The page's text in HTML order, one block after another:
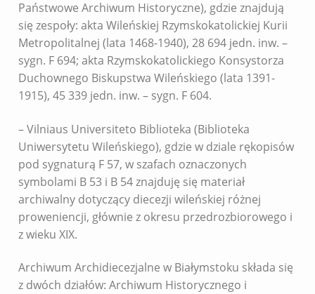
Państwowe Archiwum Historyczne), gdzie znajdują
się zespoły: akta Wileńskiej Rzymskokatolickiej Kurii
Metropolitalnej (lata 1468-1940), 28 694 jedn. inw. –
sygn. F 694; akta Rzymskokatolickiego Konsystorza
Duchownego Biskupstwa Wileńskiego (lata 1391-
1915), 45 339 jedn. inw. – sygn. F 604.
– Vilniaus Universiteto Biblioteka (Biblioteka
Uniwersytetu Wileńskiego), gdzie w dziale rękopisów
pod sygnaturą F 57, w szafach oznaczonych
symbolami B 53 i B 54 znajduję się materiał
archiwalny dotyczący diecezji wileńskiej różnej
proweniencji, głównie z okresu przedrozbiorowego i
z wieku XIX.
Archiwum Archidiecezjalne w Białymstoku składa się
z dwóch działów: Archiwum Historycznego i